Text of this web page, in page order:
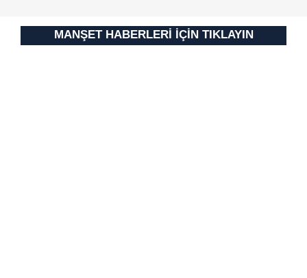
MANŞET HABERLERİ İÇİN TIKLAYIN